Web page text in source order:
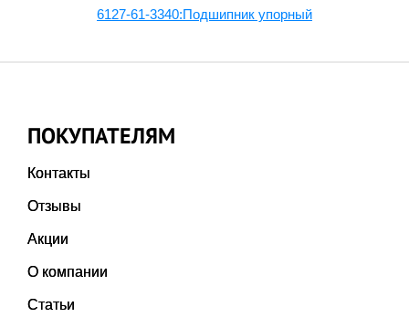
6127-61-3340:Подшипник упорный
ПОКУПАТЕЛЯМ
Контакты
Отзывы
Акции
О компании
Статьи